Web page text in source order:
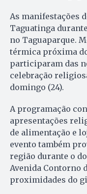
As manifestações
Taguatinga
no Taguaparque.
térmica próxima
participaram das
celebração
domingo (24).
A programação
apresentações
de alimentação e
evento também
região durante o
Avenida Contorno
proximidades do